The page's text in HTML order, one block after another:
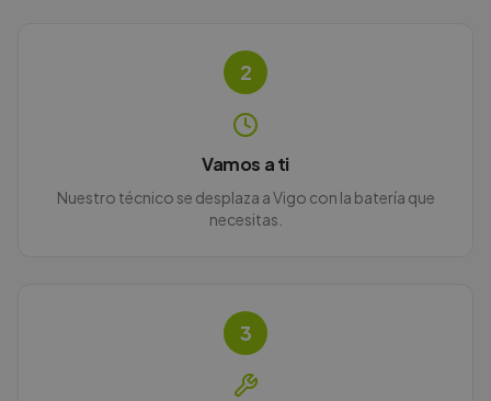
2
Vamos a ti
Nuestro técnico se desplaza a Vigo con la batería que
necesitas.
3